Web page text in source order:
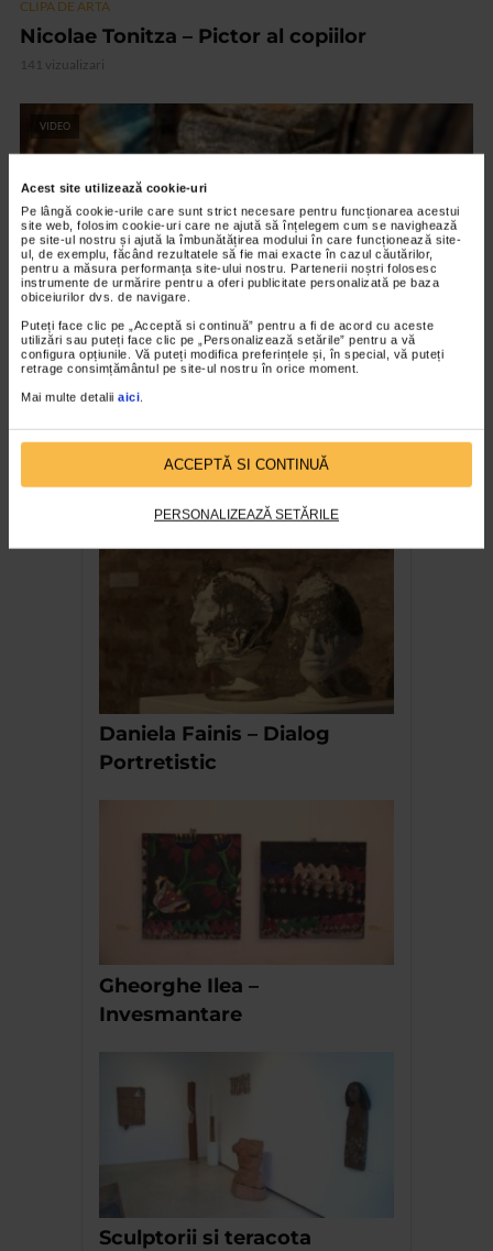
Acest site utilizează cookie-uri
Pe lângă cookie-urile care sunt strict necesare pentru funcționarea acestui
site web, folosim cookie-uri care ne ajută să înțelegem cum se navighează
pe site-ul nostru și ajută la îmbunătățirea modului în care funcționează site-
ul, de exemplu, făcând rezultatele să fie mai exacte în cazul căutărilor,
pentru a măsura performanța site-ului nostru. Partenerii noștri folosesc
instrumente de urmărire pentru a oferi publicitate personalizată pe baza
obiceiurilor dvs. de navigare.
Puteți face clic pe „Acceptă si continuă” pentru a fi de acord cu aceste
utilizări sau puteți face clic pe „Personalizează setările” pentru a vă
configura opțiunile. Vă puteți modifica preferințele și, în special, vă puteți
retrage consimțământul pe site-ul nostru în orice moment.
Mai multe detalii aici
ACCEPTĂ SI CONTINUĂ
PERSONALIZEAZĂ SETĂRILE
CLIPA DE ARTA
Nicolae Tonitza – Pictor al copiilor
141 vizualizari
VIDEO
Memorie”
RECOMANDĂRI
Daniela Fainis – Dialog
Portretistic
Gheorghe Ilea –
Invesmantare
Sculptorii si teracota